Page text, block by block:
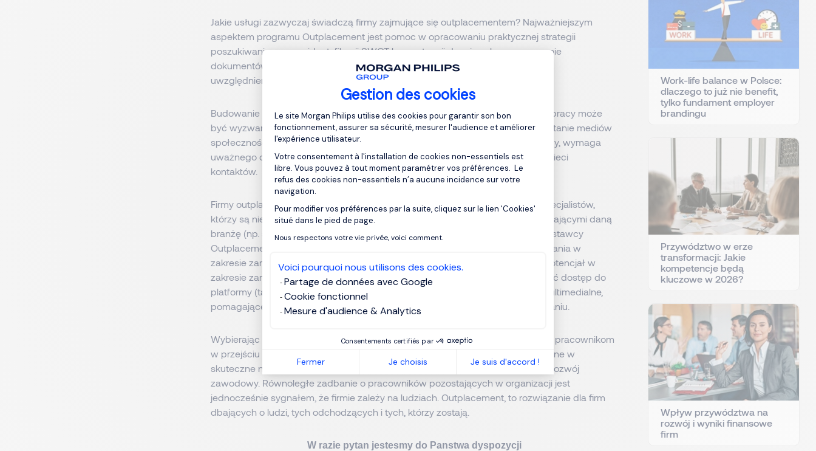
Gestion des cookies
Plateforme de Gestion du Consentement : Personnalisez vos Options
Le site Morgan Philips utilise des cookies pour garantir son bon
fonctionnement, assurer sa sécurité, mesurer l'audience et améliorer
l'expérience utilisateur.
Votre consentement à l'installation de cookies non-essentiels est
libre. Vous pouvez à tout moment paramétrer vos préférences. Le
refus des cookies non-essentiels n’a aucune incidence sur votre
navigation.
Pour modifier vos préférences par la suite, cliquez sur le lien 'Cookies'
situé dans le pied de page.
Nous respectons votre vie privée, voici comment.
Voici pourquoi nous utilisons des cookies.
Partage de données avec Google
Cookie fonctionnel
Mesure d'audience & Analytics
Consentements certifiés par
Fermer Je choisis Je suis d'accord !
Axeptio consent
Jakie usługi zazwyczaj świadczą firmy zajmujące się outplacementem? Najważniejszym
aspektem programu Outplacement jest pomoc w opracowaniu praktycznej strategii
poszukiwania pracy – identyfikacji SWOT kompetencji danej osoby, opracowanie
dokumentów CV, Cover maili, LI – dostosowanie ich do wymagań rynku, także z
uwzględnieniem ATS.
Budowanie marki osobistej lub zarządzanie nią, dla wielu osób poszukujących pracy może
być wyzwaniem, dlatego ważne są informacje, jak zmaksymalizować wykorzystanie mediów
społecznościowych. LinkedIn, który jest kluczowy z perspektywy szukania pracy, wymaga
uważnego dbania o własny profil, np. poprzez publikowanie treści i rozwijanie sieci
kontaktów.
Firmy outplacementowe, którym warto zaufać będą miały doświadczonych specjalistów,
którzy są nie tylko ekspertami od zarządzania karierą, ale także specjalistami znającymi daną
branżę (np. specjalistyczne firmy rekrutacyjne w danym sektorze). Niektórzy dostawcy
Outplacementu będą również w stanie wesprzeć organizację, oferując rozwiązania w
zakresie zarządzania talentami. Programy te pomogą zidentyfikować wysoki potencjał w
zakresie zarządzania sukcesją lub talentami w organizacji. Można także uzyskać dostęp do
platformy (takiej jak np. LinkedIn Learning), która zawiera interaktywne treści multimedialne,
pomagające pracownikom w podnoszeniu umiejętności lub przekwalifikowywaniu.
Wybierając odpowiedniego dostawcę usług outplacementowych, pomaga się pracownikom
w przejściu na następny etap ścieżki zawodowej. Wyposażając osoby zwalniane w
skuteczne narzędzia poruszania się po rynku pracy, inwestuje się w ich dalszy rozwój
zawodowy. Równoległe zadbanie o pracowników pozostających w organizacji jest
jednocześnie sygnałem, że firmie zależy na ludziach. Outplacement, to rozwiązanie dla firm
dbających o ludzi, tych odchodzących i tych, którzy zostają.
W razie pytan jestesmy do Panstwa dyspozycji
Work-life balance w Polsce:
dlaczego to już nie benefit,
tylko fundament employer
brandingu
Przywództwo w erze
transformacji: Jakie
kompetencje będą
kluczowe w 2026?
Wpływ przywództwa na
rozwój i wyniki finansowe
firm